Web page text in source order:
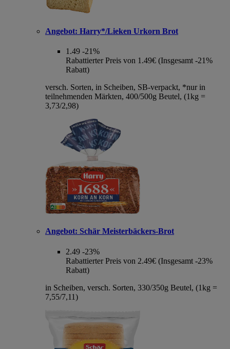
Angebot: Harry*/Lieken Urkorn Brot
1.49 -21%
Rabattierter Preis von 1.49€ (Insgesamt -21%
Rabatt)
versch. Sorten, in Scheiben, SB-verpackt, *nur in
teilnehmenden Märkten, 400/500g Beutel, (1kg =
3,73/2,98)
Angebot: Schär Meisterbäckers-Brot
2.49 -23%
Rabattierter Preis von 2.49€ (Insgesamt -23%
Rabatt)
in Scheiben, versch. Sorten, 330/350g Beutel, (1kg =
7,55/7,11)